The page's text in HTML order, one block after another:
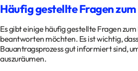
Häufig gestellte Fragen
Es gibt einige häufig gestellte Fragen
beantworten möchten. Es ist wichtig,
Bauantragsprozess gut informiert sind,
auszuräumen.